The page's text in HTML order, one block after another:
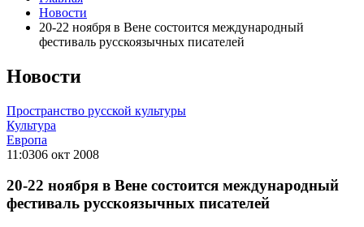
Новости
20-22 ноября в Вене состоится международный
фестиваль русскоязычных писателей
Новости
Пространство русской культуры
Культура
Европа
11:0306 окт 2008
20-22 ноября в Вене состоится международный
фестиваль русскоязычных писателей